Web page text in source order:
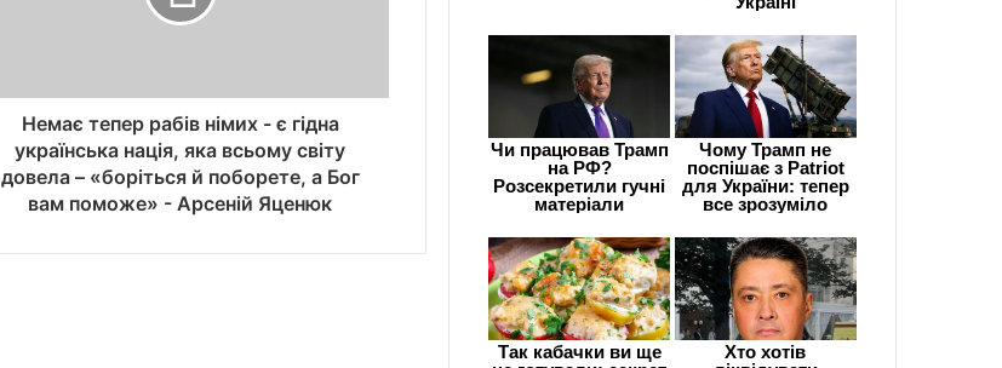
Немає тепер рабів німих - є гідна
українська нація, яка всьому світу
довела – «боріться й поборете, а Бог
вам поможе» - Арсеній Яценюк